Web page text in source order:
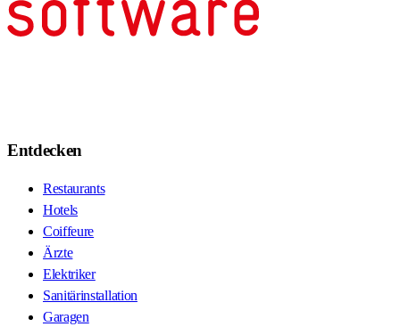
Entdecken
Restaurants
Hotels
Coiffeure
Ärzte
Elektriker
Sanitärinstallation
Garagen